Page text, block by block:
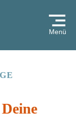
Menü